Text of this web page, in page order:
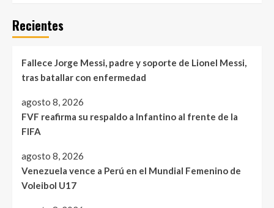
Recientes
Fallece Jorge Messi, padre y soporte de Lionel Messi,
tras batallar con enfermedad
agosto 8, 2026
FVF reafirma su respaldo a Infantino al frente de la
FIFA
agosto 8, 2026
Venezuela vence a Perú en el Mundial Femenino de
Voleibol U17